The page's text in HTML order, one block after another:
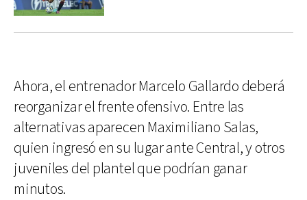
Ahora, el entrenador Marcelo Gallardo deberá
reorganizar el frente ofensivo. Entre las
alternativas aparecen Maximiliano Salas,
quien ingresó en su lugar ante Central, y otros
juveniles del plantel que podrían ganar
minutos.